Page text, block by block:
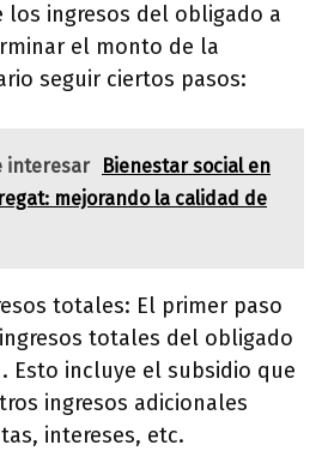
los ingresos del obligado a
el monto de la
seguir ciertos pasos:
interesar
Bienestar social en
mejorando la calidad de
totales: El primer paso
totales del obligado
Esto incluye el subsidio que
ingresos adicionales
intereses, etc.